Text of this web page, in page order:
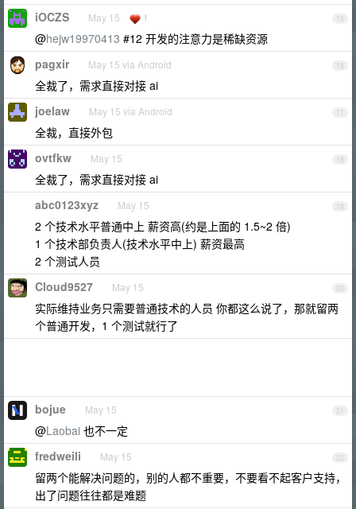
15
iOCZS May 15 1
@hejw19970413 #12 开发的注意力是稀缺资源
16
pagxir May 15 via Android
全裁了，需求直接对接 ai
17
joelaw May 15 via Android
全裁，直接外包
18
ovtfkw May 15
全裁了，需求直接对接 ai
19
abc0123xyz May 15
2 个技术水平普通中上 薪资高(约是上面的 1.5~2 倍)
1 个技术部负责人(技术水平中上) 薪资最高
2 个测试人员
20
Cloud9527 May 15
实际维持业务只需要普通技术的人员 你都这么说了，那就留两
个普通开发，1 个测试就行了
21
bojue May 15
@Laobai 也不一定
22
fredweili May 15
留两个能解决问题的，别的人都不重要，不要看不起客户支持，
出了问题往往都是难题